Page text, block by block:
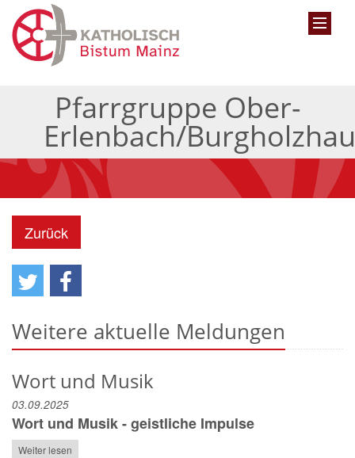
Pfarrgruppe Ober-
Erlenbach/
Zurück
Weitere aktuelle Meldungen
Wort und Musik
03.09.2025
Wort und Musik - geistliche Impulse
Weiter lesen